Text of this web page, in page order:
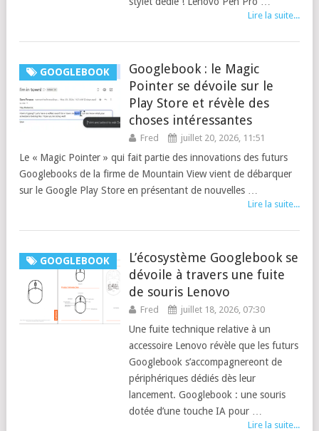
Lire la suite...
GOOGLEBOOK
Googlebook : le Magic
Pointer se dévoile sur le
Play Store et révèle des
choses intéressantes
Fred juillet 20, 2026, 11:51
Le « Magic Pointer » qui fait partie des innovations des futurs
Googlebooks de la firme de Mountain View vient de débarquer
sur le Google Play Store en présentant de nouvelles …
Lire la suite...
GOOGLEBOOK
L’écosystème Googlebook se
dévoile à travers une fuite
de souris Lenovo
Fred juillet 18, 2026, 07:30
Une fuite technique relative à un
accessoire Lenovo révèle que les futurs
Googlebook s’accompagnereont de
périphériques dédiés dès leur
lancement. Googlebook : une souris
dotée d’une touche IA pour …
Lire la suite...